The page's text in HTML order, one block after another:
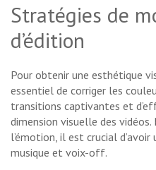
Stratégies de
d’édition
Pour obtenir une esthétique
essentiel de corriger les
transitions captivantes et
dimension visuelle des
l’émotion, il est crucial
musique et voix-off.